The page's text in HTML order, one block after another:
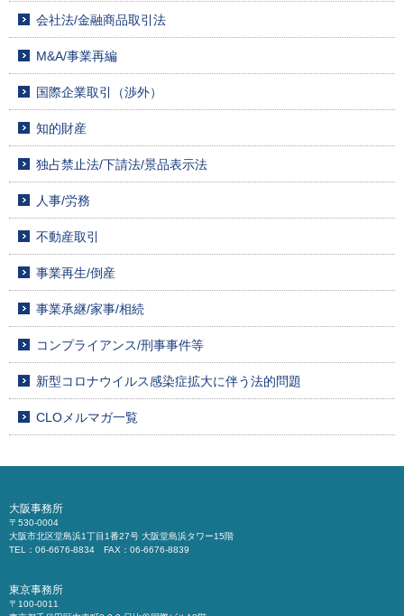
会社法/金融商品取引法
M&A/事業再編
国際企業取引（渉外）
知的財産
独占禁止法/下請法/景品表示法
人事/労務
不動産取引
事業再生/倒産
事業承継/家事/相続
コンプライアンス/刑事事件等
新型コロナウイルス感染症拡大に伴う法的問題
CLOメルマガ一覧
大阪事務所
〒530-0004
大阪市北区堂島浜1丁目1番27号 大阪堂島浜タワー15階
TEL：06-6676-8834 FAX：06-6676-8839
東京事務所
〒100-0011